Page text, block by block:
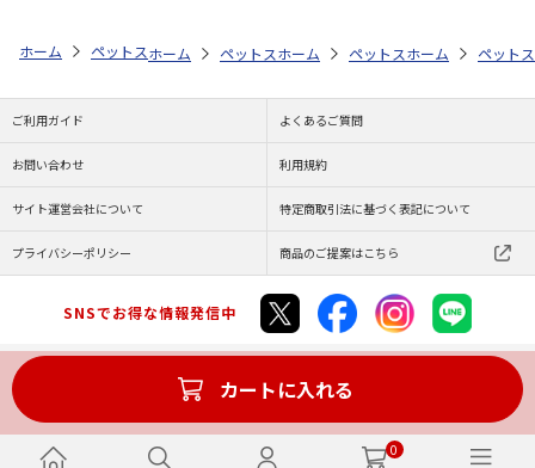
0
カートに入れる
ホーム ペットストア フード フード（小動物用） ハムスター
ホーム ペットストア フード フード（小動物用）
ホーム ペットストア フード
ホーム ペット
ご利用ガイド よくあるご質問
お問い合わせ 利用規約
サイト運営会社について 特定商取引法に基づく表記について
プライバシーポリシー 商品のご提案はこちら
SNSでお得な情報発信中